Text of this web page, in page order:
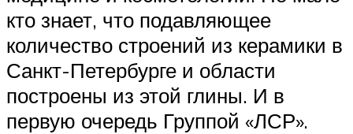
кто знает, что подавляющее
количество строений из керамики в
Санкт-Петербурге и области
построены из этой глины. И в
первую очередь Группой «ЛСР».